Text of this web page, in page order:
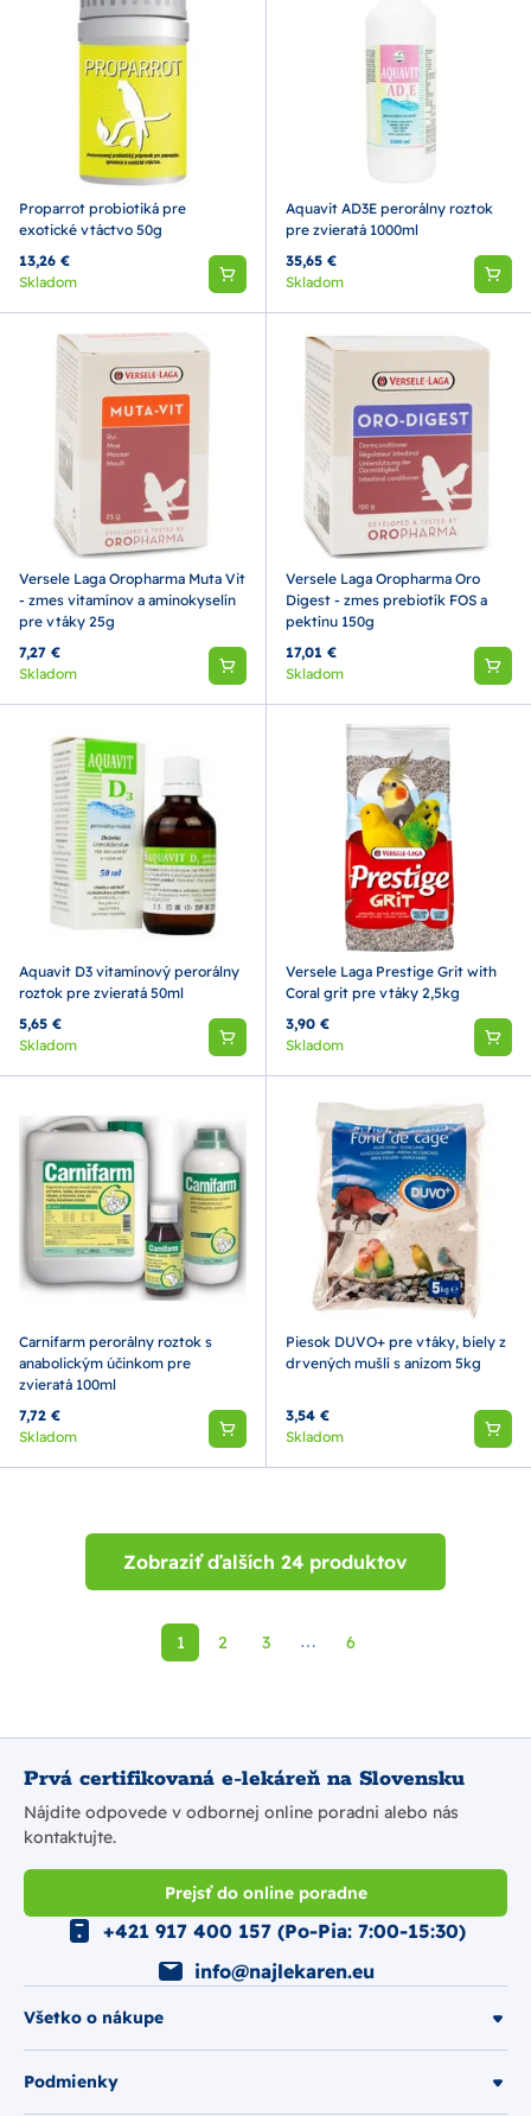
Proparrot probiotiká pre
exotické vtáctvo 50g
13,26 €
Skladom
Aquavit AD3E perorálny roztok
pre zvieratá 1000ml
35,65 €
Skladom
Versele Laga Oropharma Muta Vit
- zmes vitamínov a aminokyselín
pre vtáky 25g
7,27 €
Skladom
Versele Laga Oropharma Oro
Digest - zmes prebiotík FOS a
pektínu 150g
17,01 €
Skladom
Aquavit D3 vitamínový perorálny
roztok pre zvieratá 50ml
5,65 €
Skladom
Versele Laga Prestige Grit with
Coral grit pre vtáky 2,5kg
3,90 €
Skladom
Carnifarm perorálny roztok s
anabolickým účinkom pre
zvieratá 100ml
7,72 €
Skladom
Piesok DUVO+ pre vtáky, biely z
drvených mušlí s anízom 5kg
3,54 €
Skladom
Zobraziť ďalších 24 produktov
1 2 3 ⋯ 6
Prvá certifikovaná e-lekáreň na Slovensku
Nájdite odpovede v odbornej online poradni alebo nás
kontaktujte.
Prejsť do online poradne
Všetko o nákupe
Podmienky
+421 917 400 157 (Po-Pia: 7:00-15:30)
info@najlekaren.eu